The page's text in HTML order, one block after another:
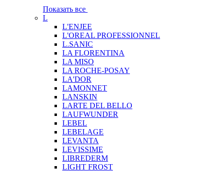
Показать все
L
L'ENJEE
L'OREAL PROFESSIONNEL
L.SANIC
LA FLORENTINA
LA MISO
LA ROCHE-POSAY
LA'DOR
LAMONNET
LANSKIN
LARTE DEL BELLO
LAUFWUNDER
LEBEL
LEBELAGE
LEVANTA
LEVISSIME
LIBREDERM
LIGHT FROST